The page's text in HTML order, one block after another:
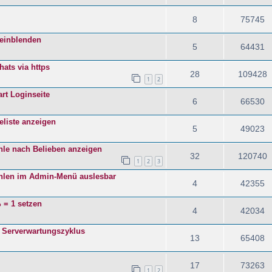
8 75745
5 64431
via https
1 2
28 109428
Loginseite
6 66530
anzeigen
5 49023
nach Belieben anzeigen
1 2 3
32 120740
im Admin-Menü auslesbar
4 42355
= 1 setzen
4 42034
13 65408
17 73263